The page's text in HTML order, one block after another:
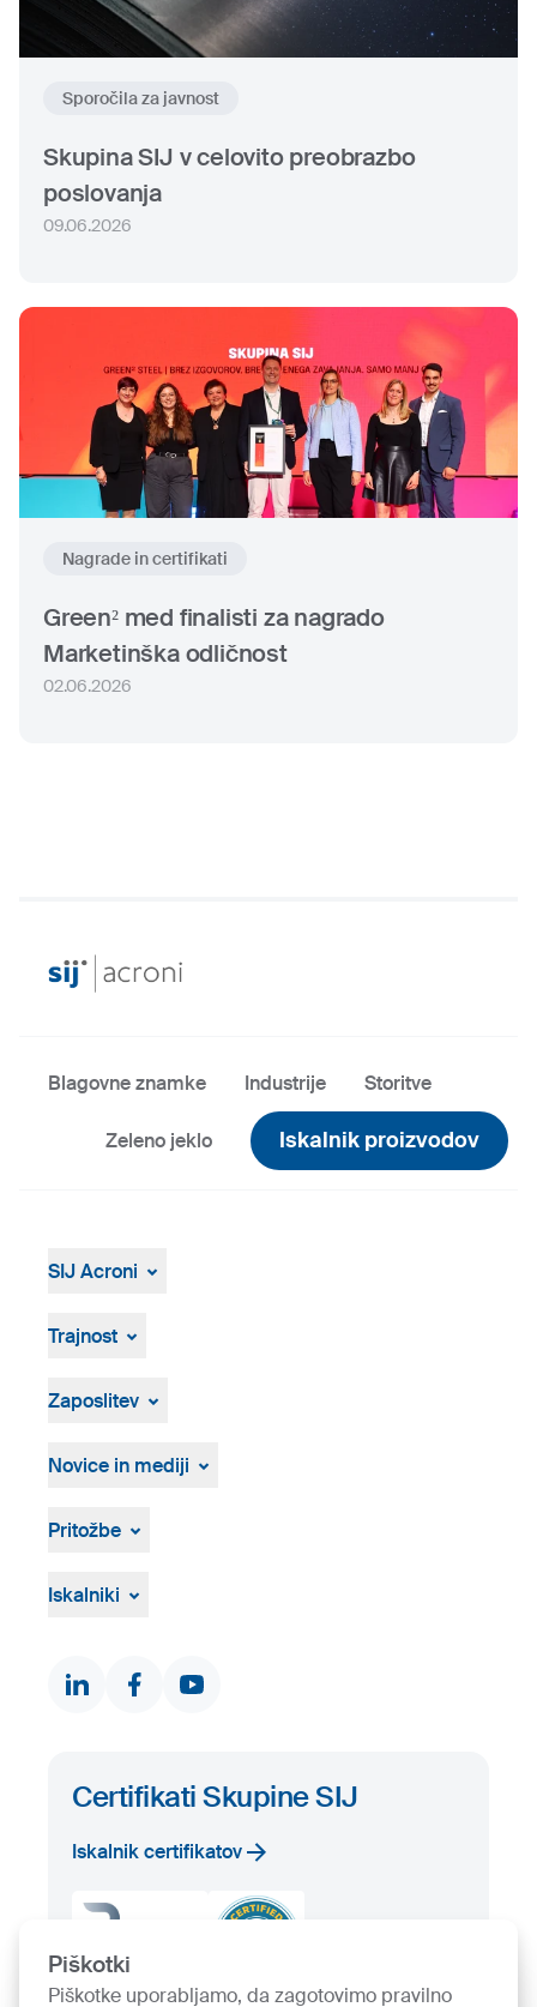
Piškotki
Piškotke uporabljamo, da zagotovimo pravilno
Sporočila za javnost
Skupina SIJ v celovito preobrazbo
poslovanja
09.06.2026
Nagrade in certifikati
Green² med finalisti za nagrado
Marketinška odličnost
02.06.2026
Blagovne znamke Industrije Storitve
Zeleno jeklo Iskalnik proizvodov
SIJ Acroni
Skupina SIJ
Proizvodnja in tehnologija
Osebna izkaznica
Trajnost
ResponsibleSteel
Zaposlitev
Postopek zaposlovanja
Novice in mediji
Medijsko središče
Pritožbe
Žvižgaštvo
Iskalniki
Iskalnik proizvodov
Certifikati Skupine SIJ
Iskalnik certifikatov